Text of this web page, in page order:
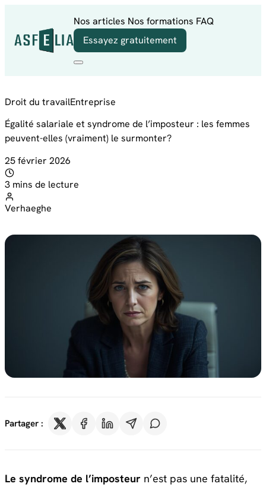
Nos articles Nos formations FAQ
Essayez gratuitement
Droit du travailEntreprise
Égalité salariale et syndrome de l’imposteur : les femmes
peuvent-elles (vraiment) le surmonter?
25 février 2026
3 mins de lecture
Verhaeghe
Partager :
Le syndrome de l’imposteur n’est pas une fatalité,